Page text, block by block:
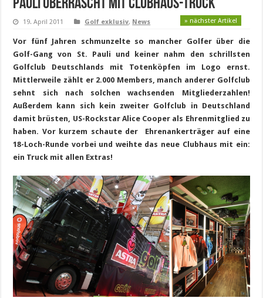
Pauli überrascht mit Clubhaus-Truck
19. April 2011 Golf exklusiv, News » nächster Artikel
Vor fünf Jahren schmunzelte so mancher Golfer über die
Golf-Gang von St. Pauli und keiner nahm den schrillsten
Golfclub Deutschlands mit Totenköpfen im Logo ernst.
Mittlerweile zählt er 2.000 Members, manch anderer Golfclub
sehnt sich nach solchen wachsenden Mitgliederzahlen!
Außerdem kann sich kein zweiter Golfclub in Deutschland
damit brüsten, US-Rockstar Alice Cooper als Ehrenmitglied zu
haben. Vor kurzem schaute der Ehrenankerträger auf eine
18-Loch-Runde vorbei und weihte das neue Clubhaus mit ein:
ein Truck mit allen Extras!